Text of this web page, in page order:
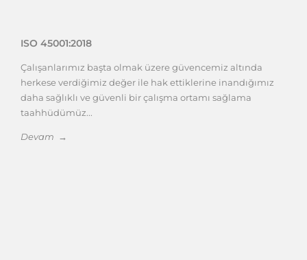
ISO 45001:2018
Çalışanlarımız başta olmak üzere güvencemiz altında
herkese verdiğimiz değer ile hak ettiklerine inandığımız
daha sağlıklı ve güvenli bir çalışma ortamı sağlama
taahhüdümüz...
Devam →